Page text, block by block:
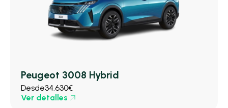
Peugeot 3008 Hybrid
Desde34.630€
Ver detalles